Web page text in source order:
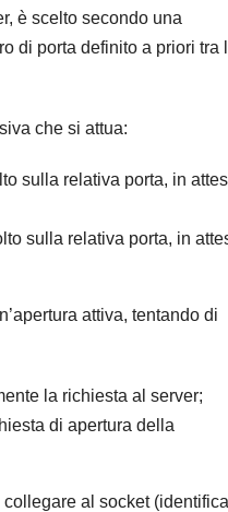
è scelto secondo una
di porta definito a priori tra
che si attua:
sulla relativa porta, in
sulla relativa porta, in
attiva, tentando di
la richiesta al server;
di apertura della
al socket (identifica